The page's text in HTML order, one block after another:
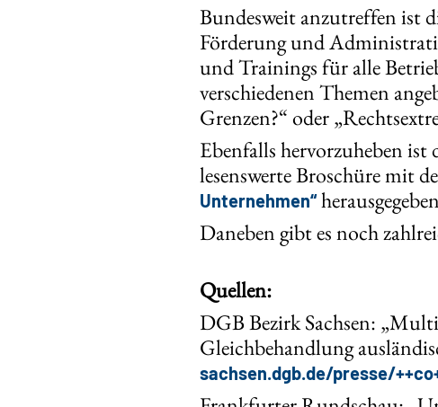
Bundesweit anzutreffen ist
Förderung und
und Trainings für alle
verschiedenen Themen
Grenzen?“ oder
Ebenfalls hervorzuheben ist
lesenswerte Broschüre mit
Unternehmen“
Daneben gibt es noch
Quellen:
DGB Bezirk Sachsen:
Gleichbehandlung
sachsen.dgb.de/presse/